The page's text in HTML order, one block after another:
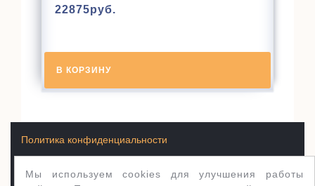
22875руб.
В КОРЗИНУ
Мы используем cookies для улучшения работы
Условия продажи товаров
Политика конфиденциальности